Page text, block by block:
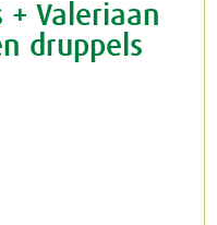
+ Valeriaan
druppels